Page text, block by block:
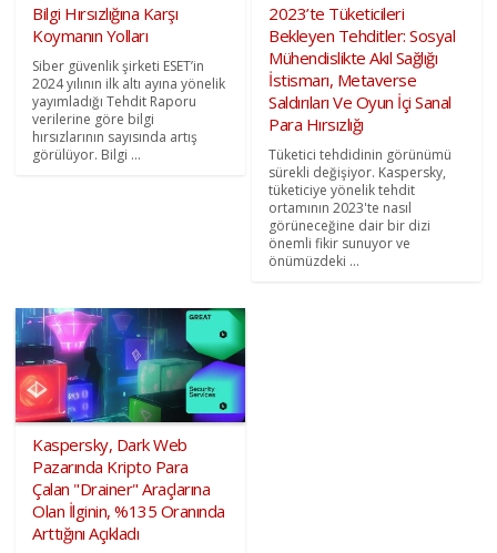
Bilgi Hırsızlığına Karşı
Koymanın Yolları
Siber güvenlik şirketi ESET’in
2024 yılının ilk altı ayına yönelik
yayımladığı Tehdit Raporu
verilerine göre bilgi
hırsızlarının sayısında artış
görülüyor. Bilgi ...
2023’te Tüketicileri
Bekleyen Tehditler: Sosyal
Mühendislikte Akıl Sağlığı
İstismarı, Metaverse
Saldırıları Ve Oyun İçi Sanal
Para Hırsızlığı
Tüketici tehdidinin görünümü
sürekli değişiyor. Kaspersky,
tüketiciye yönelik tehdit
ortamının 2023'te nasıl
görüneceğine dair bir dizi
önemli fikir sunuyor ve
önümüzdeki ...
Kaspersky, Dark Web
Pazarında Kripto Para
Çalan "Drainer" Araçlarına
Olan İlginin, %135 Oranında
Arttığını Açıkladı